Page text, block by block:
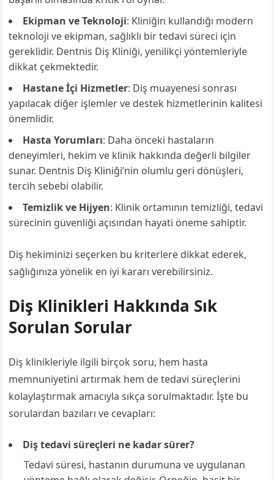
Ekipman ve Teknoloji: Kliniğin kullandığı modern
teknoloji ve ekipman, sağlıklı bir tedavi süreci için
gereklidir. Dentnis Diş Kliniği, yenilikçi yöntemleriyle
dikkat çekmektedir.
Hastane İçi Hizmetler: Diş muayenesi sonrası
yapılacak diğer işlemler ve destek hizmetlerinin kalitesi
önemlidir.
Hasta Yorumları: Daha önceki hastaların
deneyimleri, hekim ve klinik hakkında değerli bilgiler
sunar. Dentnis Diş Kliniği’nin olumlu geri dönüşleri,
tercih sebebi olabilir.
Temizlik ve Hijyen: Klinik ortamının temizliği, tedavi
sürecinin güvenliği açısından hayati öneme sahiptir.
Diş hekiminizi seçerken bu kriterlere dikkat ederek,
sağlığınıza yönelik en iyi kararı verebilirsiniz.
Diş Klinikleri Hakkında Sık
Sorulan Sorular
Diş klinikleriyle ilgili birçok soru, hem hasta
memnuniyetini artırmak hem de tedavi süreçlerini
kolaylaştırmak amacıyla sıkça sorulmaktadır. İşte bu
sorulardan bazıları ve cevapları:
Diş tedavi süreçleri ne kadar sürer?
Tedavi süresi, hastanın durumuna ve uygulanan